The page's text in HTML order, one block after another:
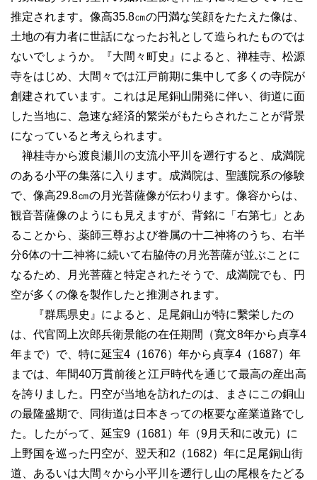
推定されます。像高35.8㎝の円満な笑顔をたたえた像は、
土地の有力者に世話になったお礼として造られたものでは
ないでしょうか。『大間々町史』によると、禅桂寺、松源
寺をはじめ、大間々では江戸前期に集中して多くの寺院が
創建されています。これは足尾銅山開発に伴い、街道に面
した当地に、急速な経済的繁栄がもたらされたことが背景
になっていると考えられます。
禅桂寺から渡良瀬川の支流小平川を遡行すると、成満院
のある小平の集落に入ります。成満院は、聖護院系の修験
で、像高29.8㎝の月光菩薩像が伝わります。像容からは、
観音菩薩像のようにも見えますが、背銘に「右第七」とあ
ることから、薬師三尊および眷属の十二神将のうち、右半
分6体の十二神将に続いて右脇侍の月光菩薩が並ぶことに
なるため、月光菩薩と特定されたそうで、成満院でも、円
空が多くの像を製作したと推測されます。
『群馬県史』によると、足尾銅山が特に繫栄したの
は、代官岡上次郎兵衛景能の在任期間（寛文8年から貞享4
年まで）で、特に延宝4（1676）年から貞享4（1687）年
までは、年間40万貫前後と江戸時代を通じて最高の産出高
を誇りました。円空が当地を訪れたのは、まさにこの銅山
の最隆盛期で、同街道は日本きっての枢要な産業道路でし
た。したがって、延宝9（1681）年（9月天和に改元）に
上野国を巡った円空が、翌天和2（1682）年に足尾銅山街
道、あるいは大間々から小平川を遡行し山の尾根をたどる